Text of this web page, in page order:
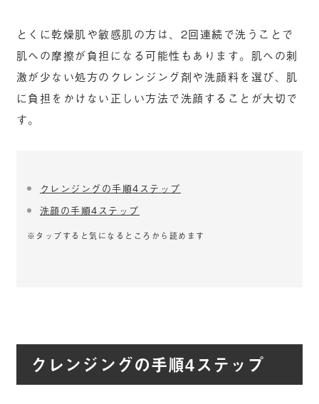
とくに乾燥肌や敏感肌の方は、2回連続で洗うことで
肌への摩擦が負担になる可能性もあります。肌への刺
激が少ない処方のクレンジング剤や洗顔料を選び、肌
に負担をかけない正しい方法で洗顔することが大切で
す。
クレンジングの手順4ステップ
洗顔の手順4ステップ
※タップすると気になるところから読めます
クレンジングの手順4ステップ